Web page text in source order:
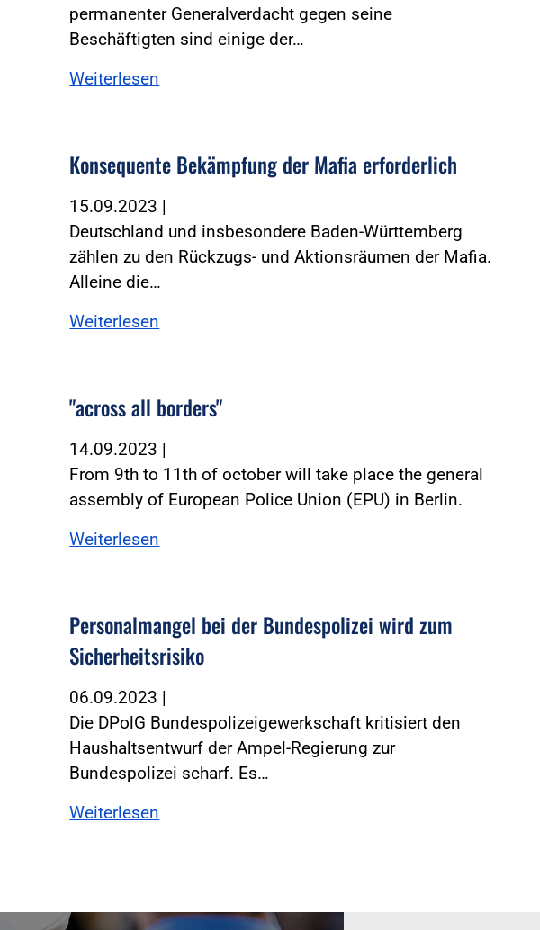
permanenter Generalverdacht gegen seine
Beschäftigten sind einige der…
Weiterlesen
Konsequente Bekämpfung der Mafia erforderlich
15.09.2023 |
Deutschland und insbesondere Baden-Württemberg
zählen zu den Rückzugs- und Aktionsräumen der Mafia.
Alleine die…
Weiterlesen
"across all borders"
14.09.2023 |
From 9th to 11th of october will take place the general
assembly of European Police Union (EPU) in Berlin.
Weiterlesen
Personalmangel bei der Bundespolizei wird zum
Sicherheitsrisiko
06.09.2023 |
Die DPolG Bundespolizeigewerkschaft kritisiert den
Haushaltsentwurf der Ampel-Regierung zur
Bundespolizei scharf. Es…
Weiterlesen